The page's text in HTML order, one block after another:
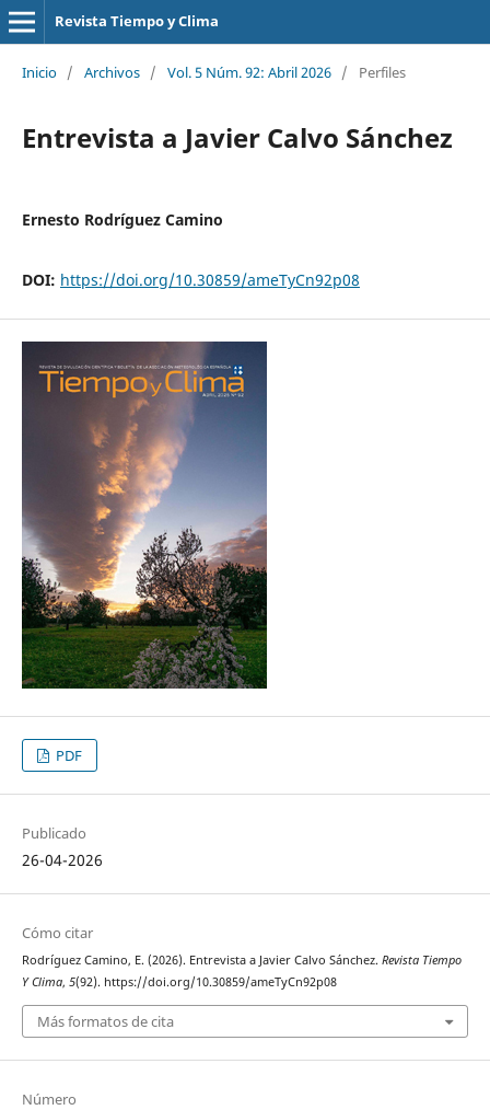
Revista Tiempo y Clima
Inicio / Archivos / Vol. 5 Núm. 92: Abril 2026 / Perfiles
Entrevista a Javier Calvo Sánchez
Ernesto Rodríguez Camino
DOI: https://doi.org/10.30859/ameTyCn92p08
PDF
Publicado
26-04-2026
Cómo citar
Rodríguez Camino, E. (2026). Entrevista a Javier Calvo Sánchez. Revista Tiempo
Y Clima, 5(92). https://doi.org/10.30859/ameTyCn92p08
Más formatos de cita
Número